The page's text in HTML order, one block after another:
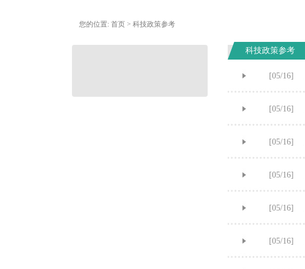
您的位置: 首页 > 科技政策参考
科技政策参考
[05/16]
[05/16]
[05/16]
[05/16]
[05/16]
[05/16]